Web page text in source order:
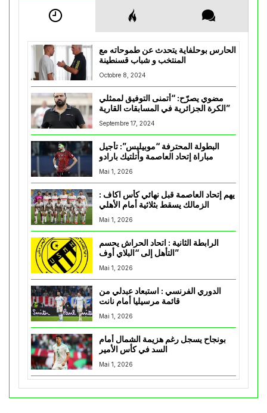
الحارس بوحلفاية يتحدث عن طموحاته مع
المنتخب و شباب قسنطينة
Octobre 8, 2024
مضوي يصرّح: “أتمنى التوفيق لممثلي
الكرة الجزائرية في المسابقات القارية”
Septembre 17, 2024
البطولة المحترفة “موبيليس”: تأجيل
مباراة إتحاد العاصمة وأتلتيك بارادو
Mai 1, 2026
يهم إتحاد العاصمة قبل نهائي كأس اكاف :
Mai 1, 2026
الرابطة الثانية : اتحاد الحراش يحسم
التأهل إلى “البلاي أوف”
Mai 1, 2026
الدوري الفرنسي : استبعاد عبدلي من
قائمة مرسيليا أمام نانت
Mai 1, 2026
بونجاح يسجل رغم هزيمة الشمال أمام
السد في كأس الأمير
Mai 1, 2026